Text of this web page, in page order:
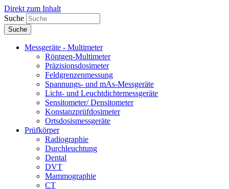
Direkt zum Inhalt
Suche
Messgeräte - Multimeter
Röntgen-Multimeter
Präzisionsdosimeter
Feldgrenzenmessung
Spannungs- und mAs-Messgeräte
Licht- und Leuchtdichtemessgeräte
Sensitometer/ Densitometer
Konstanzprüfdosimeter
Ortsdosismessgeräte
Prüfkörper
Radiographie
Durchleuchtung
Dental
DVT
Mammographie
CT